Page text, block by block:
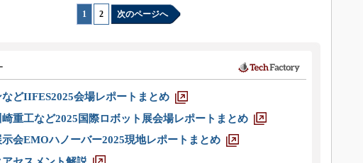
1 2 次のページへ
どIIFES2025会場レポートまとめ
重工など2025国際ロボット展会場レポートまとめ
会EMOハノーバー2025現地レポートまとめ